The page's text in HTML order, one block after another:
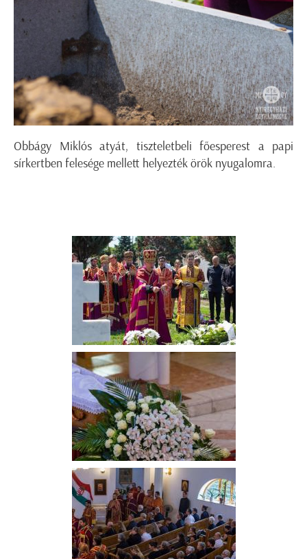
Obbágy Miklós atyát, tiszteletbeli főesperest a papi
sírkertben felesége mellett helyezték örök nyugalomra.